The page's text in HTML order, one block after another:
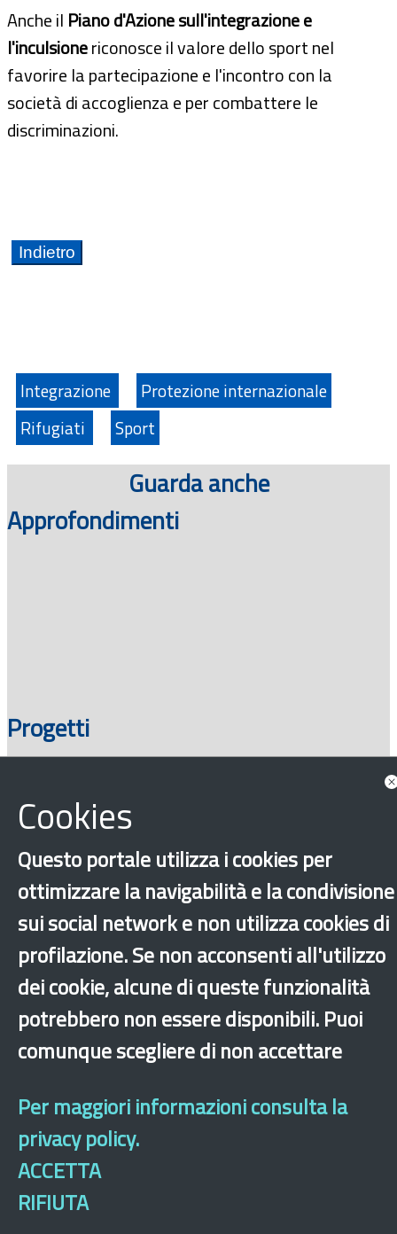
Anche il Piano d'Azione sull'integrazione e
l'inculsionericonosce il valore dello sport nel
favorire la partecipazione e l'incontro con la
società di accoglienza e per combattere le
discriminazioni.
Integrazione
Protezione internazionale
Rifugiati
Sport
Guarda anche
Approfondimenti
Progetti
Cookies
Questo portale utilizza i cookies per
ottimizzare la navigabilità e la condivisione
sui social network e non utilizza cookies di
profilazione. Se non acconsenti all'utilizzo
dei cookie, alcune di queste funzionalità
potrebbero non essere disponibili. Puoi
comunque scegliere di non accettare
Per maggiori informazioni consulta la
privacy policy.
ACCETTA
RIFIUTA
Dichiarazione di accessibilità Mappa del sito Legal & Privacy
Contatti